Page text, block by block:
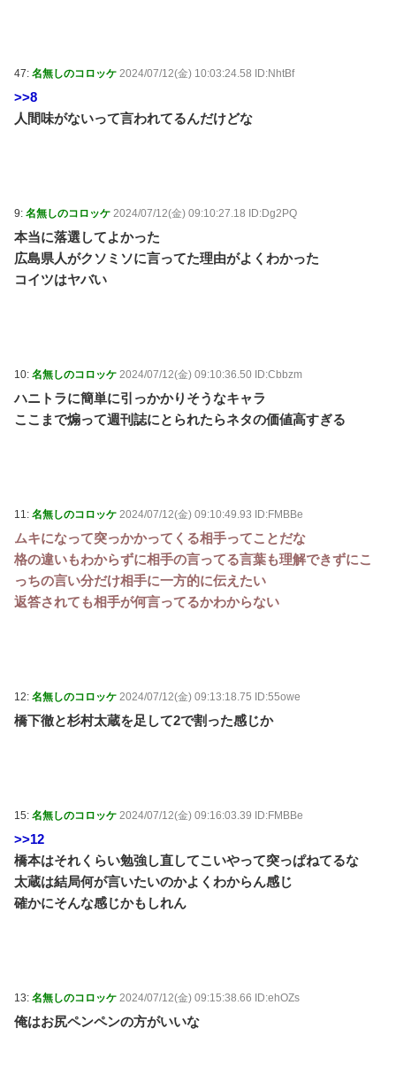
47: 名無しのコロッケ 2024/07/12(金) 10:03:24.58 ID:NhtBf
>>8
人間味がないって言われてるんだけどな
9: 名無しのコロッケ 2024/07/12(金) 09:10:27.18 ID:Dg2PQ
本当に落選してよかった
広島県人がクソミソに言ってた理由がよくわかった
コイツはヤバい
10: 名無しのコロッケ 2024/07/12(金) 09:10:36.50 ID:Cbbzm
ハニトラに簡単に引っかかりそうなキャラ
ここまで煽って週刊誌にとられたらネタの価値高すぎる
11: 名無しのコロッケ 2024/07/12(金) 09:10:49.93 ID:FMBBe
ムキになって突っかかってくる相手ってことだな
格の違いもわからずに相手の言ってる言葉も理解できずにこ
っちの言い分だけ相手に一方的に伝えたい
返答されても相手が何言ってるかわからない
12: 名無しのコロッケ 2024/07/12(金) 09:13:18.75 ID:55owe
橋下徹と杉村太蔵を足して2で割った感じか
15: 名無しのコロッケ 2024/07/12(金) 09:16:03.39 ID:FMBBe
>>12
橋本はそれくらい勉強し直してこいやって突っぱねてるな
太蔵は結局何が言いたいのかよくわからん感じ
確かにそんな感じかもしれん
13: 名無しのコロッケ 2024/07/12(金) 09:15:38.66 ID:ehOZs
俺はお尻ペンペンの方がいいな